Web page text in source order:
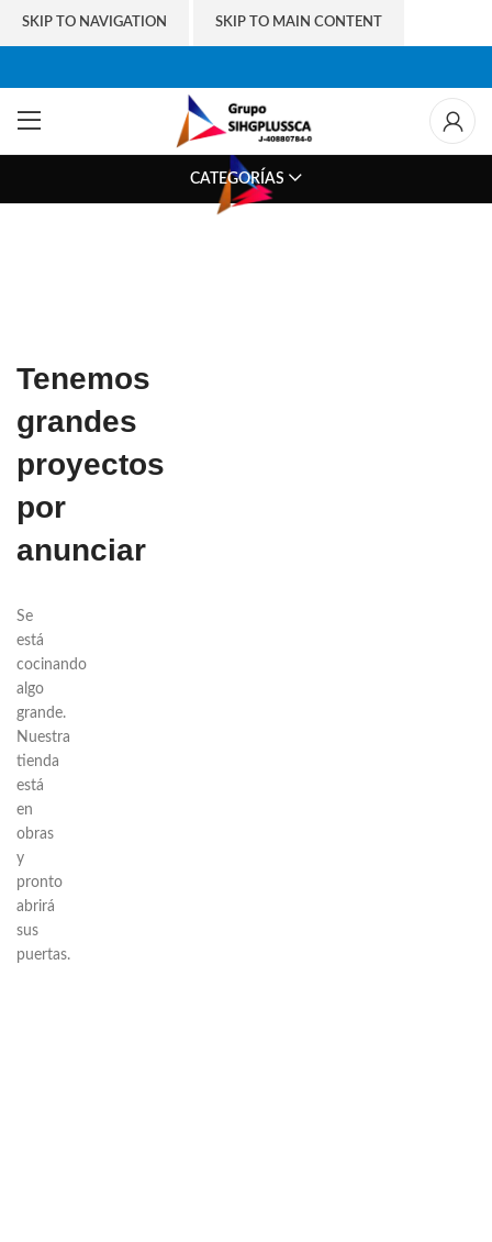
SKIP TO NAVIGATION SKIP TO MAIN CONTENT
CATEGORÍAS
Tenemos
grandes
proyectos
por
anunciar
Se
está
cocinando
algo
grande.
Nuestra
tienda
está
en
obras
y
pronto
abrirá
sus
puertas.